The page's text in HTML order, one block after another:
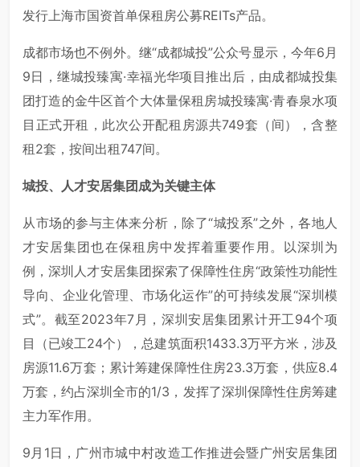
发行上海市国资首单保租房公募REITs产品。
成都市场也不例外。继“成都城投”公众号显示，今年6月
9日，继城投臻寓·幸福光华项目推出后，由成都城投集
团打造的金牛区首个大体量保租房城投臻寓·青春泉水项
目正式开租，此次公开配租房源共749套（间），含整
租2套，按间出租747间。
城投、人才安居集团成为关键主体
从市场的参与主体来分析，除了“城投系”之外，各地人
才安居集团也在保租房中发挥着重要作用。以深圳为
例，深圳人才安居集团探索了保障性住房“政策性功能性
导向、企业化管理、市场化运作”的可持续发展“深圳模
式”。截至2023年7月，深圳安居集团累计开工94个项
目（已竣工24个），总建筑面积1433.3万平方米，涉及
房源11.6万套；累计筹建保障性住房23.3万套，供应8.4
万套，约占深圳全市的1/3，发挥了深圳保障性住房筹建
主力军作用。
9月1日，广州市城中村改造工作推进会暨广州安居集团